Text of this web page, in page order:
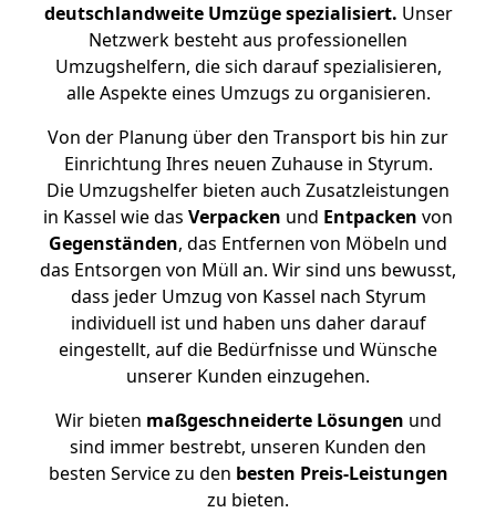
deutschlandweite Umzüge spezialisiert. Unser
Netzwerk besteht aus professionellen
Umzugshelfern, die sich darauf spezialisieren,
alle Aspekte eines Umzugs zu organisieren.
Von der Planung über den Transport bis hin zur
Einrichtung Ihres neuen Zuhause in Styrum.
Die Umzugshelfer bieten auch Zusatzleistungen
in Kassel wie das Verpacken und Entpacken von
Gegenständen, das Entfernen von Möbeln und
das Entsorgen von Müll an. Wir sind uns bewusst,
dass jeder Umzug von Kassel nach Styrum
individuell ist und haben uns daher darauf
eingestellt, auf die Bedürfnisse und Wünsche
unserer Kunden einzugehen.
Wir bieten maßgeschneiderte Lösungen und
sind immer bestrebt, unseren Kunden den
besten Service zu den besten Preis-Leistungen
zu bieten.